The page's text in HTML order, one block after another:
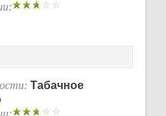
Табачное